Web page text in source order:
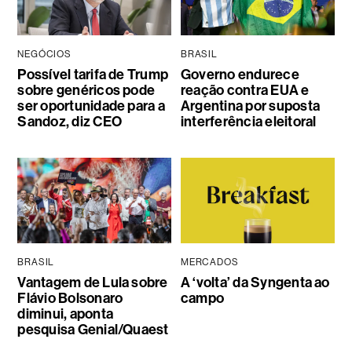
NEGÓCIOS
Possível tarifa de Trump
sobre genéricos pode
ser oportunidade para a
Sandoz, diz CEO
BRASIL
Governo endurece
reação contra EUA e
Argentina por suposta
interferência eleitoral
BRASIL
Vantagem de Lula sobre
Flávio Bolsonaro
diminui, aponta
pesquisa Genial/Quaest
MERCADOS
A ‘volta’ da Syngenta ao
campo